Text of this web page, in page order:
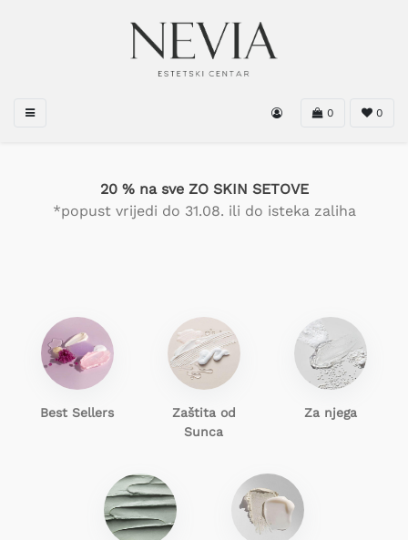
0 0
20 % na sve ZO SKIN SETOVE
*popust vrijedi do 31.08. ili do isteka zaliha
Best Sellers
Zaštita od
Sunca
Za njega